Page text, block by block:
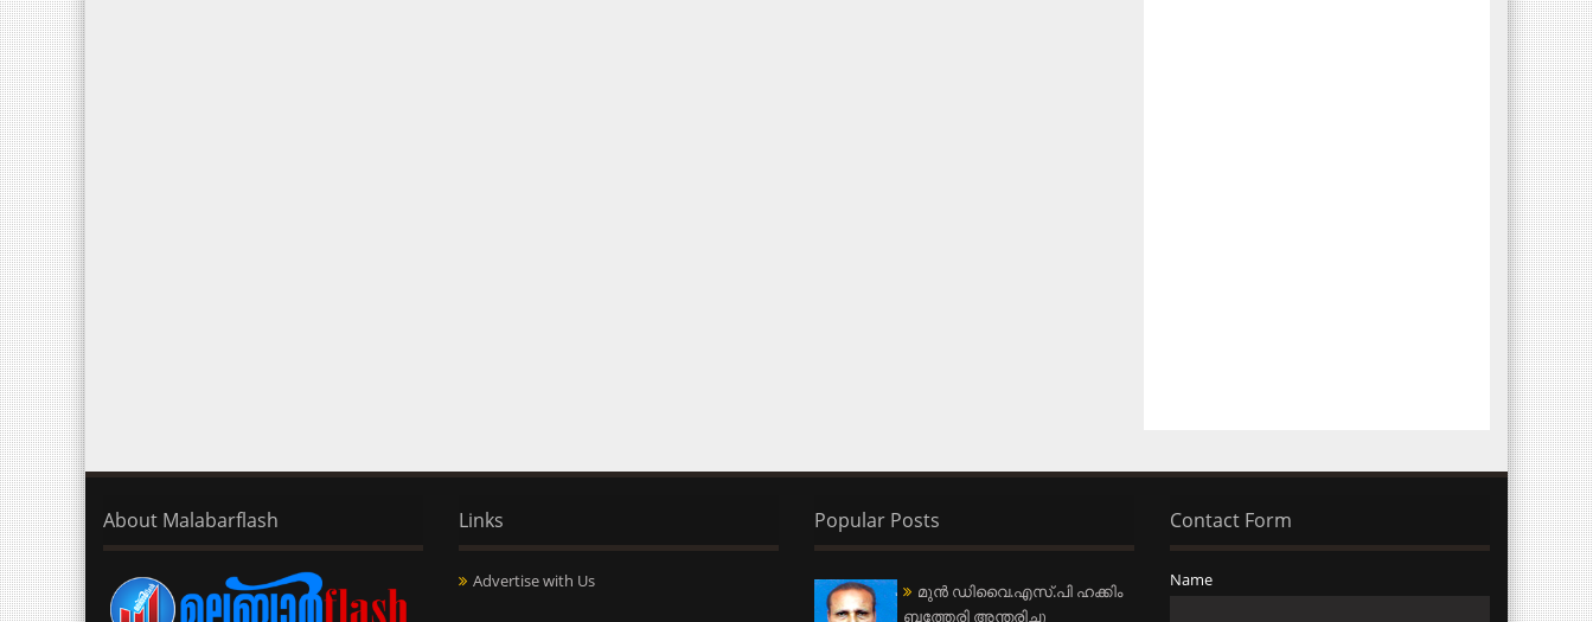
About Malabarflash Links
Advertise with Us
Popular Posts
മുന്‍ ഡിവൈ.എസ്.പി ഹക്കിം
ബത്തേരി അന്തരിച്ചു
Contact Form
Name